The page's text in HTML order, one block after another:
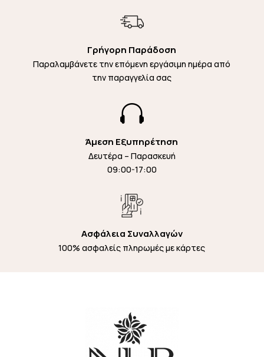
Γρήγορη Παράδοση
Παραλαμβάνετε την επόμενη εργάσιμη ημέρα από
την παραγγελία σας

Άμεση Εξυπηρέτηση
Δευτέρα – Παρασκευή
09:00-17:00
Ασφάλεια Συναλλαγών
100% ασφαλείς πληρωμές με κάρτες